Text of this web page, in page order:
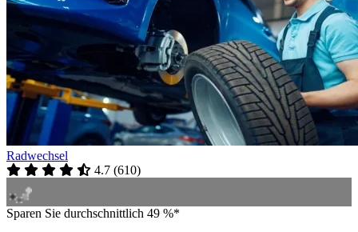
Radwechsel
4.7 (610)
Sparen Sie durchschnittlich 49 %*